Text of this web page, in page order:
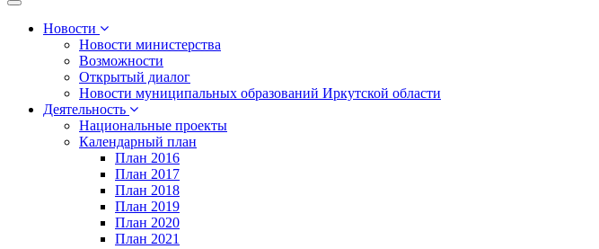
Toggle
navigationНовости
Новости министерства
Возможности
Открытый диалог
Новости муниципальных образований Иркутской области
Деятельность
Национальные проекты
Календарный план
План 2016
План 2017
План 2018
План 2019
План 2020
План 2021